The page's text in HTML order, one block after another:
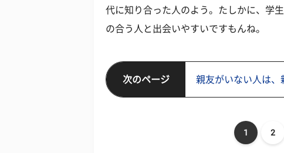
代に知り合った人のよう。たしかに、学
の合う人と出会いやすいですもんね。
次のページ 親友がいない人は、
1 2